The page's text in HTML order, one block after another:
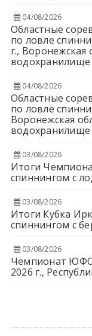
04/08/2026
Областные
по ловле
г., Воронежская
водохранилище
04/08/2026
Областные
по ловле
Воронежская
водохранилище
03/08/2026
Итоги
спиннингом с
03/08/2026
Итоги Кубка
спиннингом с
03/08/2026
Чемпионат ЮФО
2026 г.,